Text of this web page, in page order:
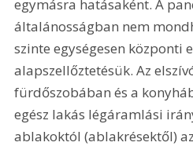
egymásra hatásaként. A
általánosságban nem
szinte egységesen központi
alapszellőztetésük. Az
fürdőszobában és a
egész lakás légáramlási
ablakoktól (ablakrésektől)